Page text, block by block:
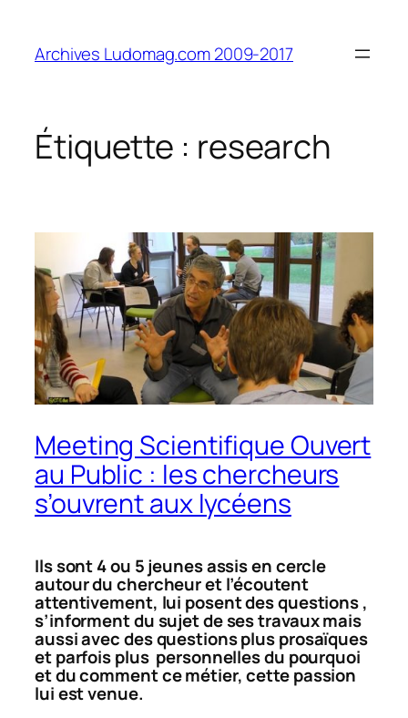
contenu
Archives Ludomag.com 2009-2017
Étiquette : research
Meeting Scientifique Ouvert
au Public : les chercheurs
s’ouvrent aux lycéens
Ils sont 4 ou 5 jeunes assis en cercle
autour du chercheur et l’écoutent
attentivement, lui posent des questions ,
s’informent du sujet de ses travaux mais
aussi avec des questions plus prosaïques
et parfois plus personnelles du pourquoi
et du comment ce métier, cette passion
lui est venue.